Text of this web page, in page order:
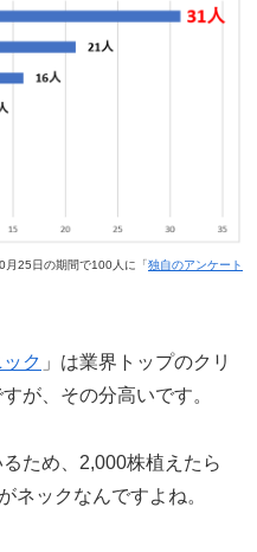
月25日の期間で100人に「独自のアンケート
ク 」は業界トップのクリ
が、その分高いです。
ため、2,000株植えたら
ネックなんですよね。